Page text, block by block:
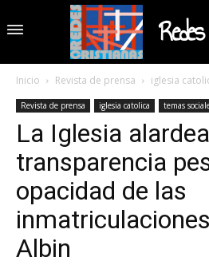
Inicio Revista de prensa iglesia
Revista de prensa iglesia catolica temas
La Iglesia
transparencia
opacidad de las
Albin